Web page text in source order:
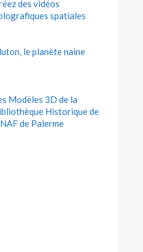
des vidéos
spatiales
le planète naine
Modèles 3D de la
Historique de
de Palerme